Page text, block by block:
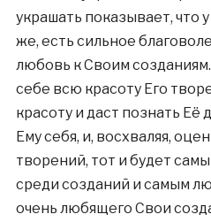
украшать показывает, что
же, есть сильное
любовь к Своим
себе всю красоту Его
красоту и даст познать Её
Ему себя, и, восхваляя,
творений, тот и будет
среди созданий и самым
очень любящего Свои